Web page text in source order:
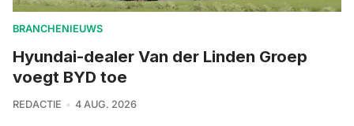
BRANCHENIEUWS
Hyundai-dealer Van der Linden Groep
voegt BYD toe
REDACTIE 4 AUG. 2026